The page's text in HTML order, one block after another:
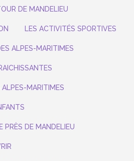
DE MANDELIEU
LES ACTIVITÉS SPORTIVES
ALPES-MARITIMES
MARITIMES
PRÈS DE MANDELIEU